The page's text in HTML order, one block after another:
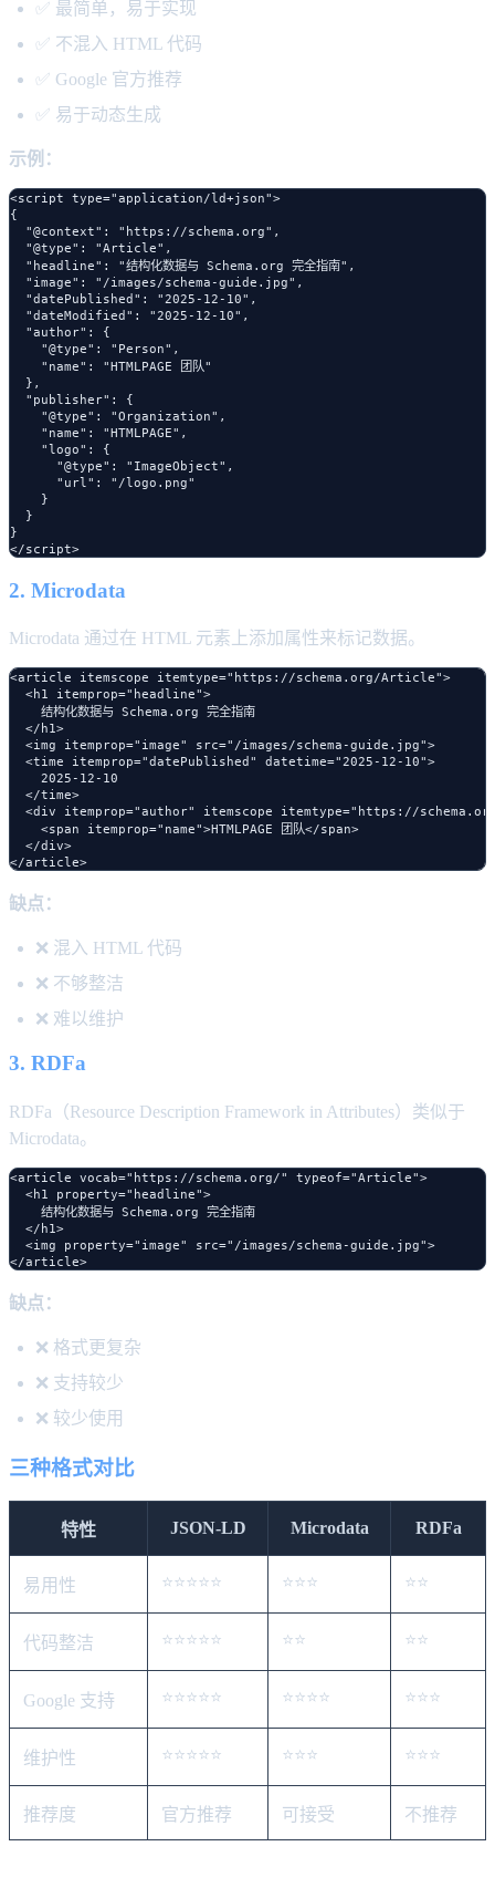
✅ 最简单，易于实现
✅ 不混入 HTML 代码
✅ Google 官方推荐
✅ 易于动态生成
示例：
<script type="application/ld+json">
{
  "@context": "https://schema.org",
  "@type": "Article",
  "headline": "结构化数据与 Schema.org 完全指南",
  "image": "/images/schema-guide.jpg",
  "datePublished": "2025-12-10",
  "dateModified": "2025-12-10",
  "author": {
    "@type": "Person",
    "name": "HTMLPAGE 团队"
  },
  "publisher": {
    "@type": "Organization",
    "name": "HTMLPAGE",
    "logo": {
      "@type": "ImageObject",
      "url": "/logo.png"
    }
  }
}
2. Microdata
Microdata 通过在 HTML 元素上添加属性来标记数据。
<article itemscope itemtype="https://schema.org/Article">
  <h1 itemprop="headline">
    结构化数据与 Schema.org 完全指南
  </h1>
  <img itemprop="image" src="/images/schema-guide.jpg">
  <time itemprop="datePublished" datetime="2025-12-10">
    2025-12-10
  </time>
<div itemprop="author" itemscope itemtype="https://
    <span itemprop="name">HTMLPAGE 团队</span>
  </div>
缺点：
❌ 混入 HTML 代码
❌ 不够整洁
❌ 难以维护
3. RDFa
RDFa（Resource Description Framework in Attributes）类似于
Microdata。
<article vocab="https://schema.org/" typeof="Article">
  <h1 property="headline">
    结构化数据与 Schema.org 完全指南
  </h1>
  <img property="image" src="/images/schema-guide.jpg">
缺点：
❌ 格式更复杂
❌ 支持较少
❌ 较少使用
三种格式对比
特性 JSON-LD Microdata RDFa
易用性 ⭐⭐⭐⭐⭐ ⭐⭐⭐ ⭐⭐
代码整洁 ⭐⭐⭐⭐⭐ ⭐⭐ ⭐⭐
Google 支持 ⭐⭐⭐⭐⭐ ⭐⭐⭐⭐ ⭐⭐⭐
维护性 ⭐⭐⭐⭐⭐ ⭐⭐⭐ ⭐⭐⭐
推荐度 官方推荐 可接受 不推荐